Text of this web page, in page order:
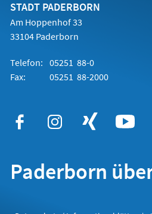
STADT PADERBORN
Am Hoppenhof 33
33104 Paderborn
Telefon: 05251 88-0
Fax:
05251 88-2000
Paderborn